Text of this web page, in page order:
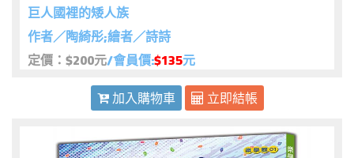
巨人國裡的矮人族
作者／陶綺彤;繪者／詩詩
定價：$200元/會員價:$135元
加入購物車
立即結帳